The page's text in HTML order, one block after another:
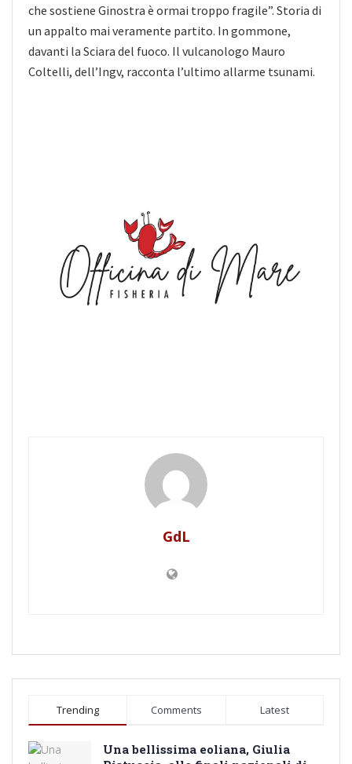
che sostiene Ginostra è ormai troppo fragile”. Storia di
un appalto mai veramente partito. In gommone,
davanti la Sciara del fuoco. Il vulcanologo Mauro
Coltelli, dell’Ingv, racconta l’ultimo allarme tsunami.
GdL
Trending Comments Latest
Una bellissima eoliana, Giulia